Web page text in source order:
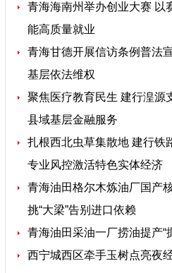
青海海南州举办创业大赛 以
能高质量就业
青海甘德开展信访条例普法
基层依法维权
聚焦医疗教育民生 建行湟源
县域基层金融服务
扎根西北虫草集散地 建行铁
专业风控激活特色实体经济
青海油田格尔木炼油厂国产
挑“大梁”告别进口依赖
青海油田采油一厂捞油提产“
西宁城西区牵手玉树点亮夜